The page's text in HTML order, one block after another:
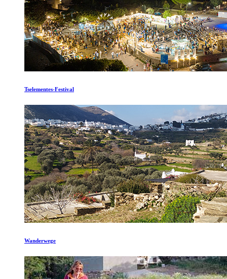
Tselementes-Festival
Wanderwege